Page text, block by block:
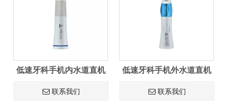
低速牙科手机内水道直机
联系我们
低速牙科手机外水道直机
联系我们